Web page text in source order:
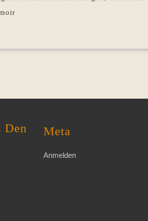
Den
Meta
Anmelden